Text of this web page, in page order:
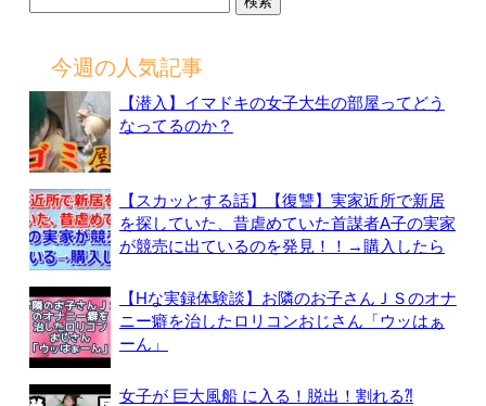
今週の人気記事
【潜入】イマドキの女子大生の部屋ってどう
なってるのか？
【スカッとする話】【復讐】実家近所で新居
を探していた、昔虐めていた首謀者A子の実家
が競売に出ているのを発見！！→購入したら
【Hな実録体験談】お隣のお子さんＪＳのオナ
ニー癖を治したロリコンおじさん「ウッはぁ
ーん」
女子が 巨大風船 に入る！脱出！割れる⁈